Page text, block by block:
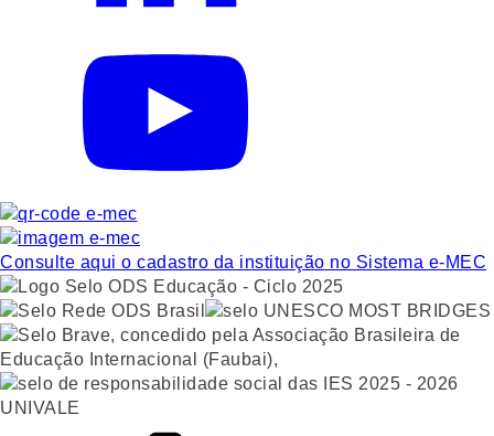
Consulte aqui o cadastro da instituição no Sistema e-MEC
UNIVALE